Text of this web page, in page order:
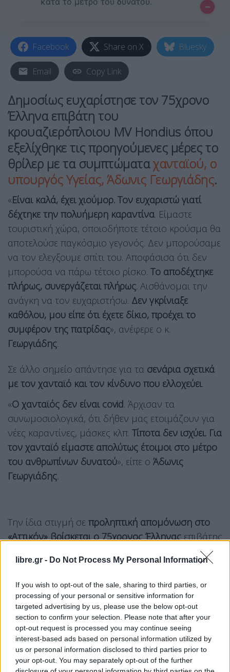
libre.gr - Do Not Process My Personal Information
If you wish to opt-out of the sale, sharing to third parties, or
processing of your personal or sensitive information for
targeted advertising by us, please use the below opt-out
section to confirm your selection. Please note that after your
opt-out request is processed you may continue seeing
interest-based ads based on personal information utilized by
us or personal information disclosed to third parties prior to
your opt-out. You may separately opt-out of the further
–
Facebook Share on X Bluesky
Email Copy Link
Δημοσίως ευχαρίστησε τον 75χρονο
Έλληνα επιβάτη του
κρουαζιερόπλοιου MV Hondius όπου
εξελίχθηκε τις προηγούμενες μέρες το
θρίλερ με τα συμπτώματαχανταϊού, ο
υπουργός Υγείας, Άδωνις Γεωργιάδης.
«Είναι καλά, έχει χιούμορ. Τον ευχαριστώ γιατί
δέχτηκε την πολυήμερη καραντίνα. Είμαστε
τουριστική χώρα, οποιοδήποτε τέτοιο κρούσμα θα
αποτελούσε παγκόσμιο γεγονός. Δεν μπορούσαμε
να τον ελεγξουμε σπίτι του. Αποφάσισα ότι δεν
μπορούσα να πάρω τέτοιο ρίσκο. Το αποδέχτηκε
πλήρως, συνεργάζεται πλήρως. Αισθάνομαι την
ανάγκη να τον ευχαριστήσω. Δεν γκρίνιαξε
καθόλου, μου είπε ότι έχετε δίκιο, προέχει το
συμφέρον της πατρίδας», ανέφερε ο κ.
Γεωργιάδης.
Σε άλλο σημείο απάντησε για τα σενάρια σχετικά
με τον χανταϊό και τον κίνδυνο που ελλοχεύει.
«Ο χανταϊός δεν είναι covid. Άρχισαν τα
συνωμοσιολογικά, ότι δήθεν μας ετοιμάζουν για
νέες καραντίνες, μάσκες κλπ. Τίποτα δεν ισχύει. Για
τον χανταϊό είμαστε απολύτως έτοιμοι στο μέτρο
του ανθρωπίνων δυνατού», είπε ο Άδωνις
Γεωργιάδης.
Την ίδια στιγμή σε προληπτική απομόνωση στο
«Αττικόν» βρίσκεται ο 75χρονος Έλληναςεπιβάτης
ανακοινωθέν αναφορικά με τον 75χρονο που
νοσηλεύεται στο «Αττικόν» μετά από επαφή με
κρούσματα χανταϊού, εξέδωσε το νοσοκομείο
Ο Έλληνας επιβάτης του κρουαζιερόπλοιο δεν έχει
βρεθεί θετικός στον ιό και μέχρι στιγμής είναι σε
προληπτική καραντίνα, η οποία θα διαρκέσει 45
ημέρες.